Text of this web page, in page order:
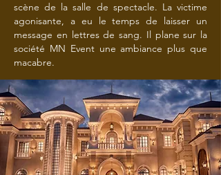
scène de la salle de spectacle. La victime
agonisante, a eu le temps de laisser un
message en lettres de sang. Il plane sur la
société MN Event une ambiance plus que
macabre.